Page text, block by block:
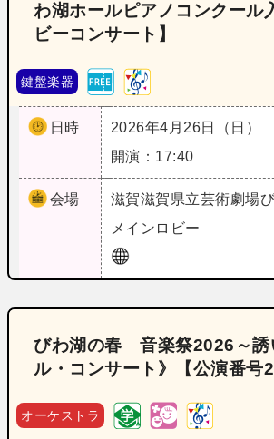
わ湖ホールピアノコンクール
ビーコンサート】
鍵盤楽器
日時
2026年4月26日（日）
開演：17:40
会場 滋賀滋賀県立芸術劇場
メインロビー
びわ湖の春 音楽祭2026～誘
ル・コンサート》【公演番号
オーケストラ